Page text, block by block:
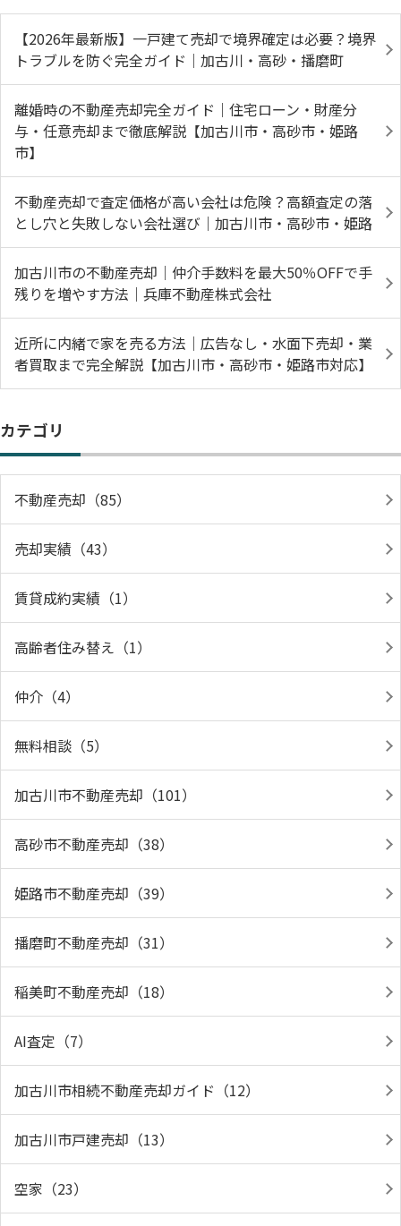
【2026年最新版】一戸建て売却で境界確定は必要？境界
トラブルを防ぐ完全ガイド｜加古川・高砂・播磨町
離婚時の不動産売却完全ガイド｜住宅ローン・財産分
与・任意売却まで徹底解説【加古川市・高砂市・姫路
市】
不動産売却で査定価格が高い会社は危険？高額査定の落
とし穴と失敗しない会社選び｜加古川市・高砂市・姫路
加古川市の不動産売却｜仲介手数料を最大50％OFFで手
残りを増やす方法｜兵庫不動産株式会社
近所に内緒で家を売る方法｜広告なし・水面下売却・業
者買取まで完全解説【加古川市・高砂市・姫路市対応】
カテゴリ
不動産売却（85）
売却実績（43）
賃貸成約実績（1）
高齢者住み替え（1）
仲介（4）
無料相談（5）
加古川市不動産売却（101）
高砂市不動産売却（38）
姫路市不動産売却（39）
播磨町不動産売却（31）
稲美町不動産売却（18）
AI査定（7）
加古川市相続不動産売却ガイド（12）
加古川市戸建売却（13）
空家（23）